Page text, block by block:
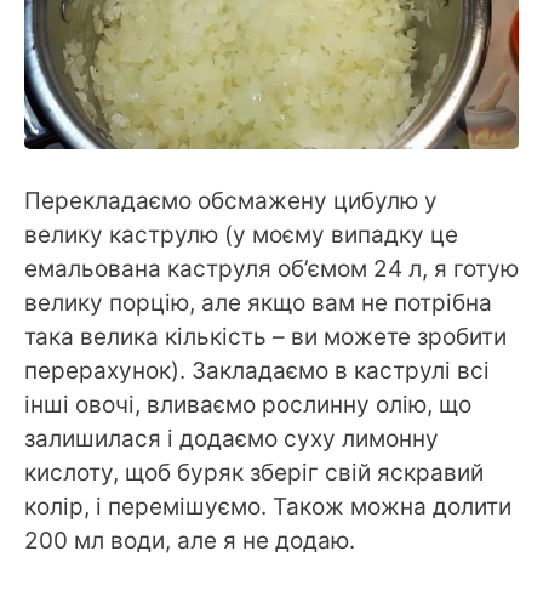
Перекладаємо обсмажену цибулю у
велику каструлю (у моєму випадку це
емальована каструля об’ємом 24 л, я готую
велику порцію, але якщо вам не потрібна
така велика кількість – ви можете зробити
перерахунок). Закладаємо в каструлі всі
інші овочі, вливаємо рослинну олію, що
залишилася і додаємо суху лимонну
кислоту, щоб буряк зберіг свій яскравий
колір, і перемішуємо. Також можна долити
200 мл води, але я не додаю.